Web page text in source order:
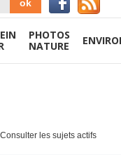
PHOTOS
NATURE
Consulter les sujets actifs